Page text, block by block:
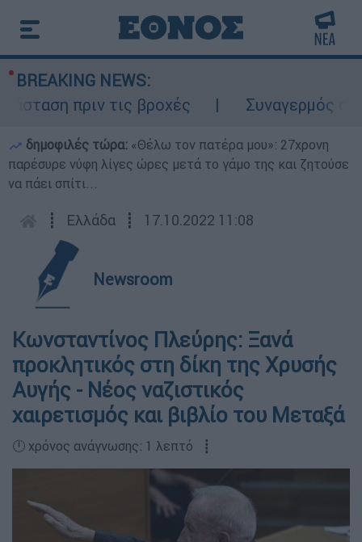
BREAKING NEWS:
πριν τις βροχές
Συναγερμός στον
δημοφιλές τώρα: «Θέλω τον πατέρα μου»: 27χρονη
παρέσυρε νύφη λίγες ώρες μετά το γάμο της και ζητούσε
να πάει σπίτι...
┋ Ελλάδα ┋ 17.10.2022 11:08
Newsroom
Κωνσταντίνος Πλεύρης: Ξανά
προκλητικός στη δίκη της Χρυσής
Αυγής - Νέος ναζιστικός
χαιρετισμός και βιβλίο του Μεταξά
🕛 χρόνος ανάγνωσης: 1 λεπτό ┋